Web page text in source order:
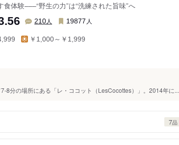
体験–––“野生の力”は“洗練された旨味”へ
210人 19877 人
￥1,000～￥1,999
8分の場所にある「レ・ココット（LesCocottes）」。2014年に...
7品